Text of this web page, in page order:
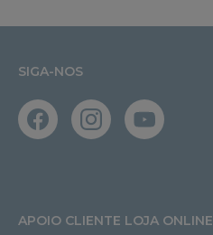
SIGA-NOS
APOIO CLIENTE LOJA ONLINE